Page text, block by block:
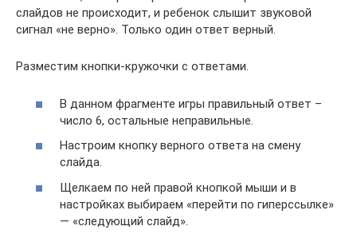
слайдов не происходит, и ребенок слышит звуковой
сигнал «не верно». Только один ответ верный.
Разместим кнопки-кружочки с ответами.
В данном фрагменте игры правильный ответ –
число 6, остальные неправильные.
Настроим кнопку верного ответа на смену
слайда.
Щелкаем по ней правой кнопкой мыши и в
настройках выбираем «перейти по гиперссылке»
— «следующий слайд».